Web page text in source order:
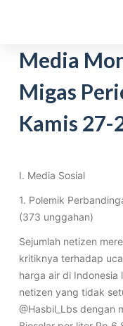
p
o
Media
Migas
Kamis 27-
I. Media Sosial
1. Polemik
(373 unggahan)
Sejumlah netizen
kritiknya terhadap
harga air di Indonesia
netizen yang tidak
@Hasbil_Lbs dengan